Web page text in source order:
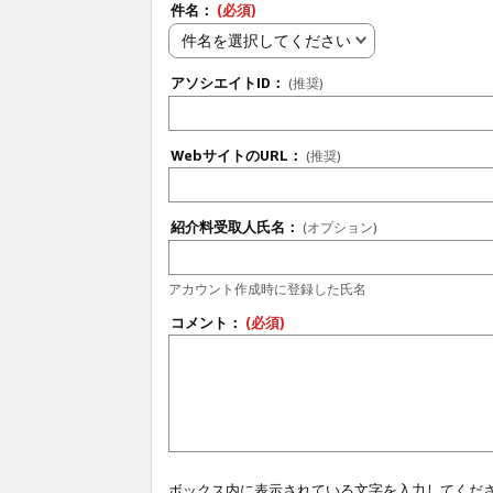
件名： (必須)
件名を選択してください
アソシエイトID： (推奨)
WebサイトのURL： (推奨)
紹介料受取人氏名： (オプション)
アカウント作成時に登録した氏名
コメント： (必須)